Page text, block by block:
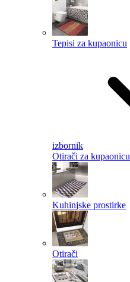
Tepisi za kupaonicu
izbornik
Otirači za kupaonicu
Kuhinjske prostirke
Otirači